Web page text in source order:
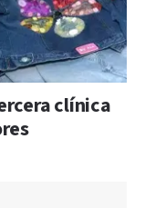
clínica